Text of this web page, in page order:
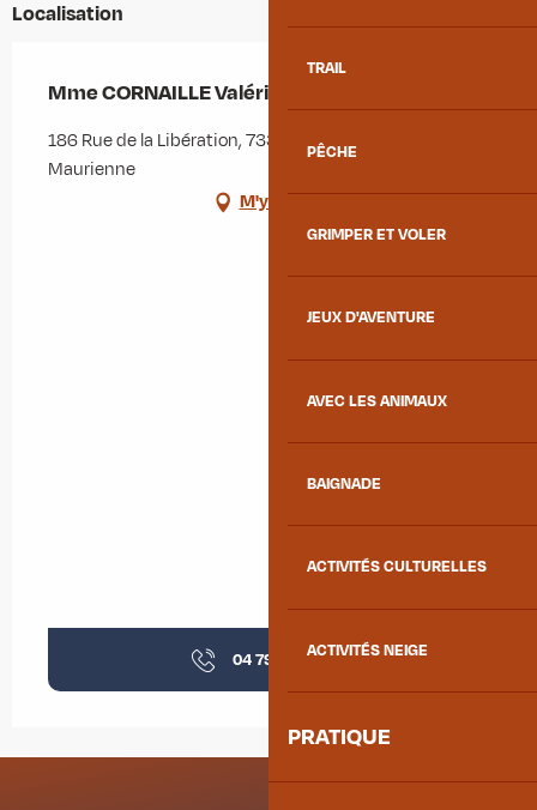
TRAIL
PÊCHE
GRIMPER ET VOLER
JEUX D'AVENTURE
AVEC LES ANIMAUX
BAIGNADE
ACTIVITÉS CULTURELLES
ACTIVITÉS NEIGE
PRATIQUE
Localisation
Mme CORNAILLE Valérie
186 Rue de la Libération, 73300 Saint-Jean-de-
Maurienne
M'y rendre
04 79 59 77▒▒